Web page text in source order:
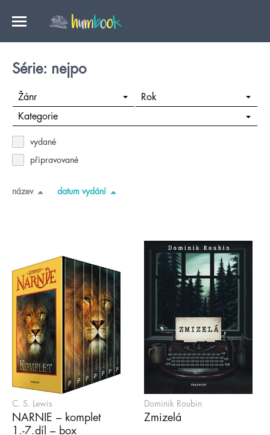
Série: nejpo
Žánr Rok
Kategorie
vydané
připravované
název datum vydání
C. S. Lewis
NARNIE – komplet
1.-7.díl – box
Dominik Roubin
Zmizelá